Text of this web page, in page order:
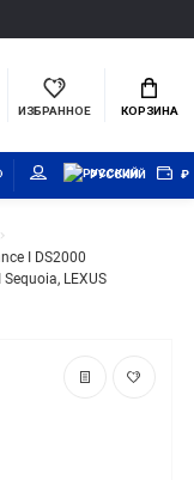
ИЗБРАННОЕ КОРЗИНА
РУССКИЙ ₽
I DS2000
LEXUS